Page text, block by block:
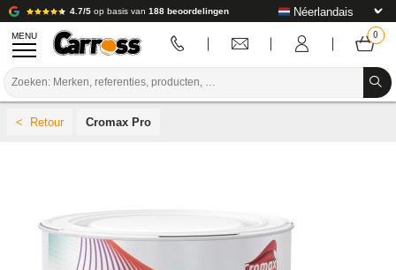
4.7/5 op basis van 188 beoordelingen
MENU
VERBRUIKSARTIKELEN VOOR CARROSSERIE
Cromax Pro